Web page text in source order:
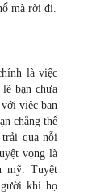
mà rời đi.
là việc
bạn chưa
việc bạn
chẳng thể
qua nỗi
vọng là
mỹ. Tuyệt
khi họ